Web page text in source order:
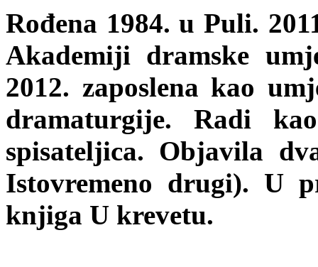
Rođena 1984. u Puli.
Akademiji dramske
2012. zaposlena kao
dramaturgije. Radi
spisateljica. Objavila
Istovremeno drugi). U
knjiga U krevetu.